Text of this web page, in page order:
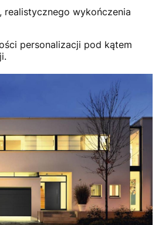
realistycznego wykończenia
personalizacji pod kątem